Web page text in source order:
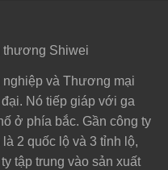
thương Shiwei
và Thương mại
Nó tiếp giáp với ga
ở phía bắc. Gần công ty
2 quốc lộ và 3 tỉnh lộ,
tập trung vào sản xuất